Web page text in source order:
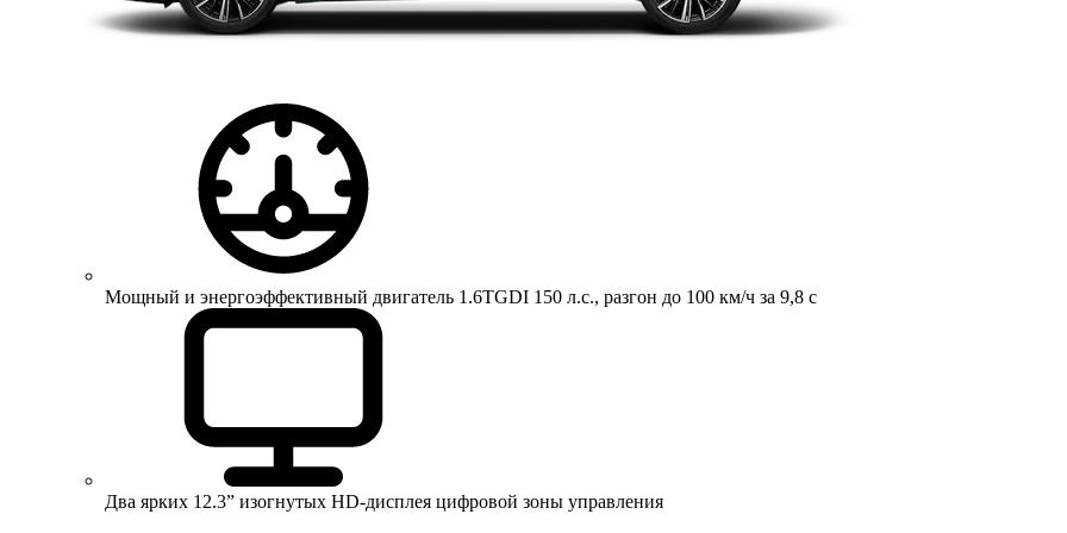
Мощный и энергоэффективный двигатель 1.6TGDI 150 л.с., разгон до 100 км/ч за 9,8 с
Два ярких 12.3” изогнутых HD-дисплея цифровой зоны управления